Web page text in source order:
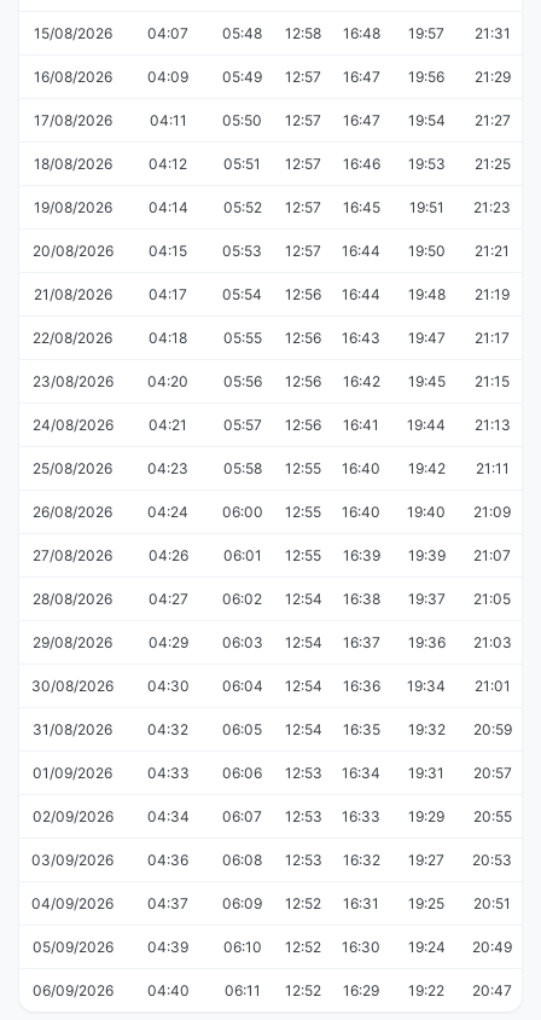
15/08/2026 04:07 05:48 12:58 16:48 19:57 21:31
16/08/2026 04:09 05:49 12:57 16:47 19:56 21:29
17/08/2026 04:11 05:50 12:57 16:47 19:54 21:27
18/08/2026 04:12 05:51 12:57 16:46 19:53 21:25
19/08/2026 04:14 05:52 12:57 16:45 19:51 21:23
20/08/2026 04:15 05:53 12:57 16:44 19:50 21:21
21/08/2026 04:17 05:54 12:56 16:44 19:48 21:19
22/08/2026 04:18 05:55 12:56 16:43 19:47 21:17
23/08/2026 04:20 05:56 12:56 16:42 19:45 21:15
24/08/2026 04:21 05:57 12:56 16:41 19:44 21:13
25/08/2026 04:23 05:58 12:55 16:40 19:42 21:11
26/08/2026 04:24 06:00 12:55 16:40 19:40 21:09
27/08/2026 04:26 06:01 12:55 16:39 19:39 21:07
28/08/2026 04:27 06:02 12:54 16:38 19:37 21:05
29/08/2026 04:29 06:03 12:54 16:37 19:36 21:03
30/08/2026 04:30 06:04 12:54 16:36 19:34 21:01
31/08/2026 04:32 06:05 12:54 16:35 19:32 20:59
01/09/2026 04:33 06:06 12:53 16:34 19:31 20:57
02/09/2026 04:34 06:07 12:53 16:33 19:29 20:55
03/09/2026 04:36 06:08 12:53 16:32 19:27 20:53
04/09/2026 04:37 06:09 12:52 16:31 19:25 20:51
05/09/2026 04:39 06:10 12:52 16:30 19:24 20:49
06/09/2026 04:40 06:11 12:52 16:29 19:22 20:47